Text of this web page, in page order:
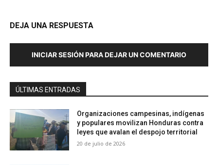
DEJA UNA RESPUESTA
INICIAR SESIÓN PARA DEJAR UN COMENTARIO
ÚLTIMAS ENTRADAS
Organizaciones campesinas, indígenas
y populares movilizan Honduras contra
leyes que avalan el despojo territorial
20 de julio de 2026